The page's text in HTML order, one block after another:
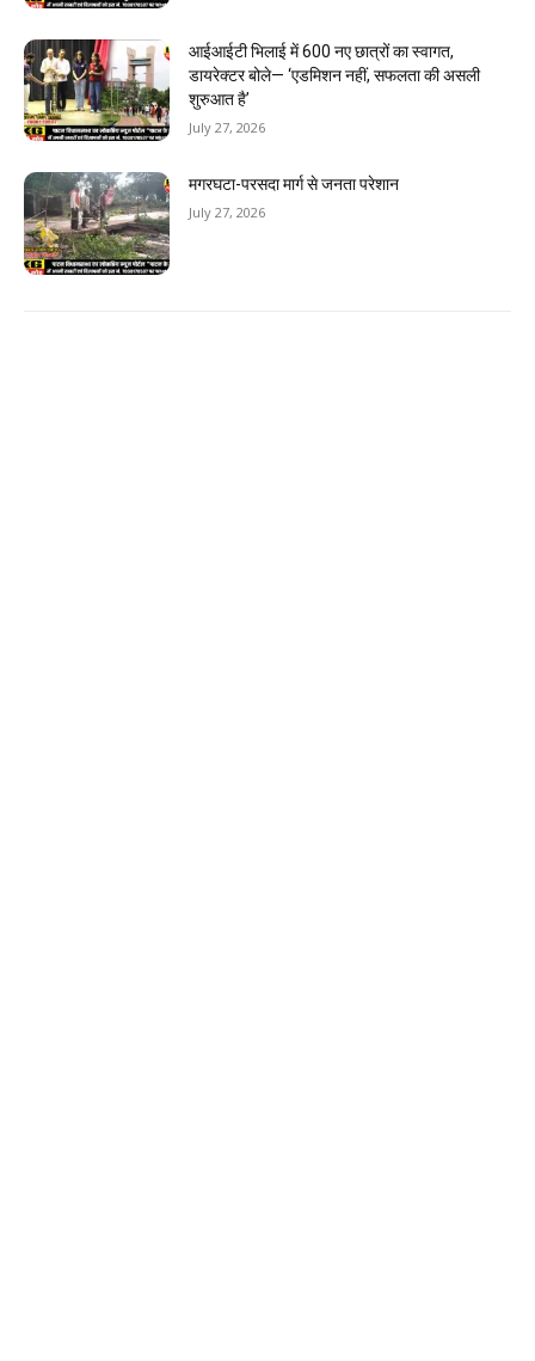
आईआईटी भिलाई में 600 नए छात्रों का स्वागत,
डायरेक्टर बोले— ‘एडमिशन नहीं, सफलता की असली
शुरुआत है’
July 27, 2026
मगरघटा-परसदा मार्ग से जनता परेशान
July 27, 2026